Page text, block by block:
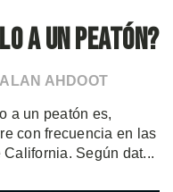
a un Peatón?
AHDOOT
a un peatón es,
con frecuencia en las
Según dat...